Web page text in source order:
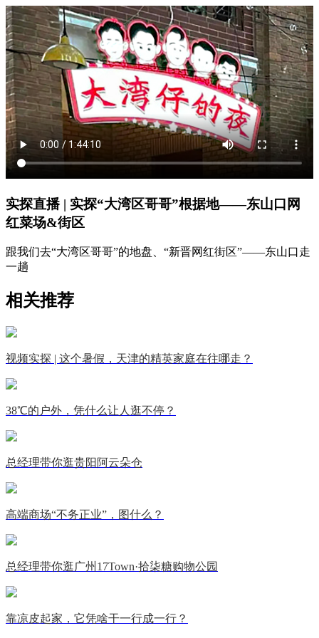
实探直播 | 实探“大湾区哥哥”根据地——东山口网
红菜场&街区
跟我们去“大湾区哥哥”的地盘、“新晋网红街区”——东山口走
一趟
相关推荐
视频实探 | 这个暑假，天津的精英家庭在往哪走？
38℃的户外，凭什么让人逛不停？
总经理带你逛贵阳阿云朵仓
高端商场“不务正业”，图什么？
总经理带你逛广州17Town·拾柒糖购物公园
靠凉皮起家，它凭啥干一行成一行？